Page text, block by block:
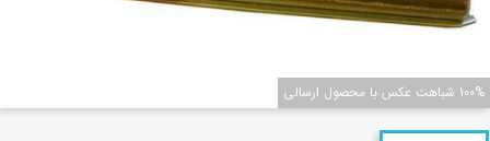
100% شباهت عکس با محصول ارسالی